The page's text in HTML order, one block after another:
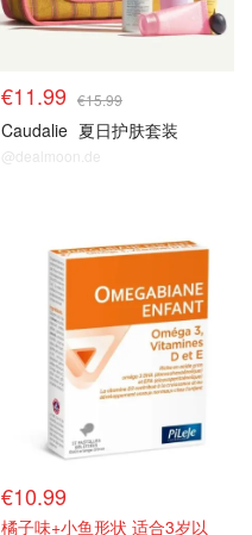
€11.99 €15.99
Caudalie 夏日护肤套装
@dealmoon.de
€10.99
橘子味+小鱼形状 适合3岁以